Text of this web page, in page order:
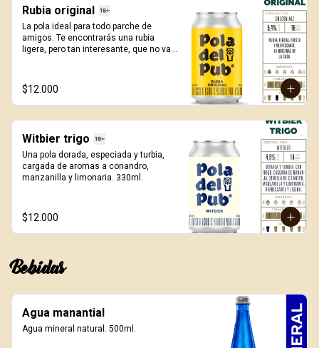
Rubia original
La pola ideal para todo parche de
amigos. Te encontrarás una rubia
ligera, pero tan interesante, que no vas
$12.000
Witbier trigo
Una pola dorada, especiada y turbia,
cargada de aromas a coriandro,
manzanilla y limonaria. 330ml.
$12.000
Bebidas
Agua manantial
Agua mineral natural. 500ml.